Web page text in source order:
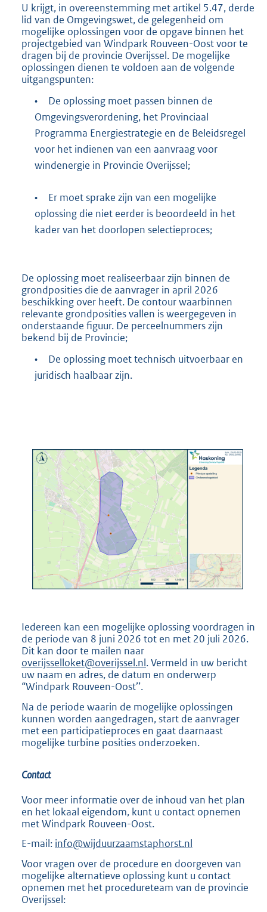
U krijgt, in overeenstemming met artikel 5.47, derde
lid van de Omgevingswet, de gelegenheid om
mogelijke oplossingen voor de opgave binnen het
projectgebied van Windpark Rouveen-Oost voor te
dragen bij de provincie Overijssel. De mogelijke
oplossingen dienen te voldoen aan de volgende
uitgangspunten:
•
De oplossing moet passen binnen de
Omgevingsverordening, het Provinciaal
Programma Energiestrategie en de Beleidsregel
voor het indienen van een aanvraag voor
windenergie in Provincie Overijssel;
•
Er moet sprake zijn van een mogelijke
oplossing die niet eerder is beoordeeld in het
kader van het doorlopen selectieproces;
De oplossing moet realiseerbaar zijn binnen de
grondposities die de aanvrager in april 2026
beschikking over heeft. De contour waarbinnen
relevante grondposities vallen is weergegeven in
onderstaande figuur. De perceelnummers zijn
bekend bij de Provincie;
•
De oplossing moet technisch uitvoerbaar en
juridisch haalbaar zijn.
Iedereen kan een mogelijke oplossing voordragen in
de periode van 8 juni 2026 tot en met 20 juli 2026.
Dit kan door te mailen naar
overijsselloket@overijssel.nl. Vermeld in uw bericht
uw naam en adres, de datum en onderwerp
“Windpark Rouveen-Oost’’.
Na de periode waarin de mogelijke oplossingen
kunnen worden aangedragen, start de aanvrager
met een participatieproces en gaat daarnaast
mogelijke turbine posities onderzoeken.
Contact
Voor meer informatie over de inhoud van het plan
en het lokaal eigendom, kunt u contact opnemen
met Windpark Rouveen-Oost.
E-mail: info@wijduurzaamstaphorst.nl
Voor vragen over de procedure en doorgeven van
mogelijke alternatieve oplossing kunt u contact
opnemen met het procedureteam van de provincie
Overijssel: